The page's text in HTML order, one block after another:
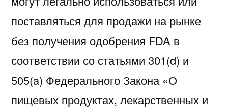
поставляться для продажи на рынке
без получения одобрения FDA в
соответствии со статьями 301(d) и
505(a) Федерального Закона «О
пищевых продуктах, лекарственных и